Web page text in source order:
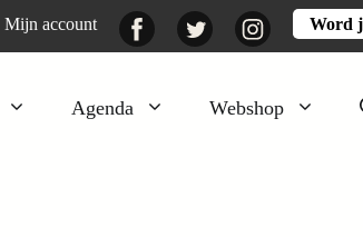
Mijn account FacebookTwitter Instagram
Word
Agenda Webshop